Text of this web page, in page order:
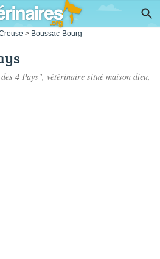
> Boussac-Bourg
4 Pays", vétérinaire situé maison dieu,